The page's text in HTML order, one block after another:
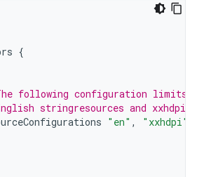
{
following configuration limits
stringresources and xxhdpi
"en" ,
"xxhdpi"